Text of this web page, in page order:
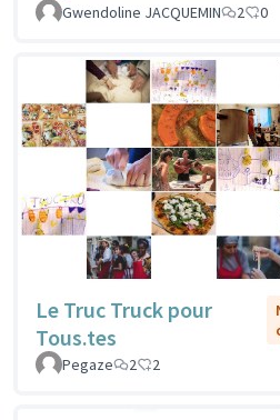
Gwendoline JACQUEMIN 2 0
Le Truc Truck pour
Tous.tes
Pegaze
2 2